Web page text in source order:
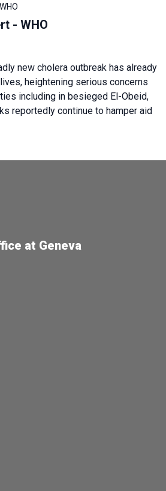
- WHO
new cholera outbreak has already
heightening serious concerns
including in besieged El-Obeid,
reportedly continue to hamper aid
at Geneva